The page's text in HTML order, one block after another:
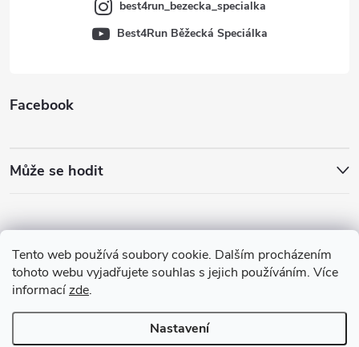
Tento web používá soubory cookie. Dalším procházením
tohoto webu vyjadřujete souhlas s jejich používáním. Více
informacízde.
Nastavení
Facebook
Může se hodit
best4run_bezecka_specialka
Best4Run Běžecká Speciálka